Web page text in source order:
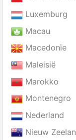
Luxemburg
Macau
Macedonïe
Maleisië
Marokko
Montenegro
Nederland
Nieuw